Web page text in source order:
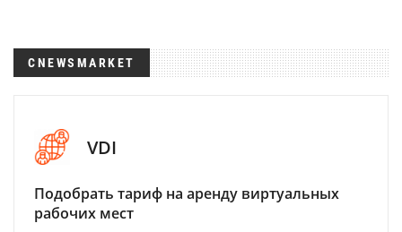
CNEWSMARKET
VDI
Подобрать тариф на аренду виртуальных
рабочих мест